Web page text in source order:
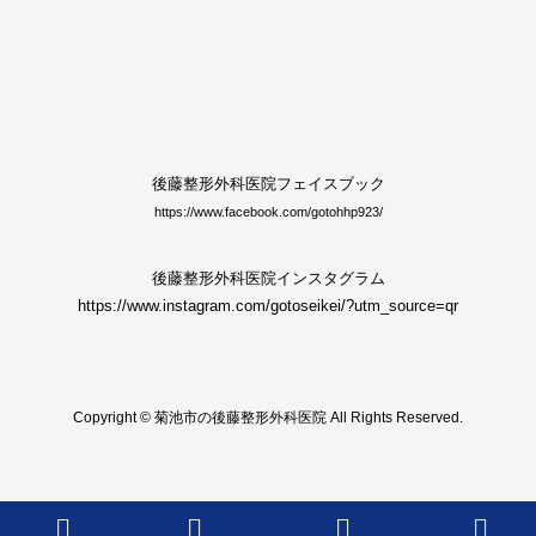
後藤整形外科医院フェイスブック
https://www.facebook.com/gotohhp923/
後藤整形外科医院インスタグラム
https://www.instagram.com/gotoseikei/?utm_source=qr
Copyright © 菊池市の後藤整形外科医院 All Rights Reserved.